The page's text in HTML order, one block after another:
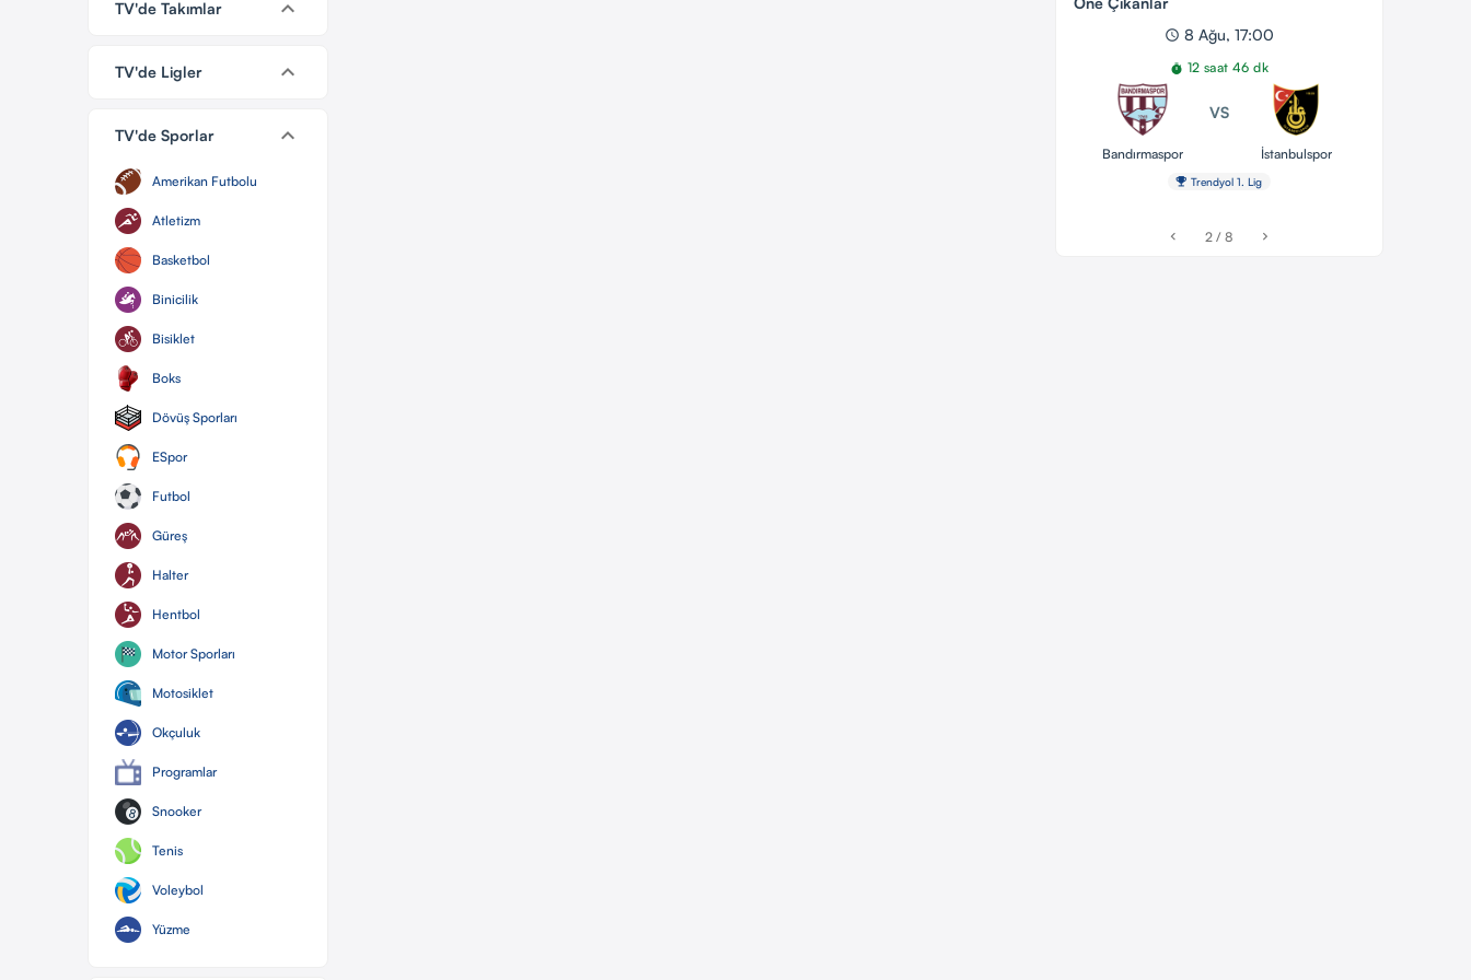
TV'de Takımlar keyboard_arrow_down
TV'de Ligler keyboard_arrow_down
TV'de Sporlar keyboard_arrow_down
Amerikan Futbolu
Atletizm
Basketbol
Binicilik
Bisiklet
Boks
Dövüş Sporları
ESpor
Futbol
Güreş
Halter
Hentbol
Motor Sporları
Motosiklet
Okçuluk
Programlar
Snooker
Tenis
Voleybol
Yüzme
schedule 8 Ağu, 17:00
timer 12 saat 46 dk
Bandırmaspor
VS
İstanbulspor
emoji_events Trendyol 1. Lig
chevron_left 2 / 8 chevron_right